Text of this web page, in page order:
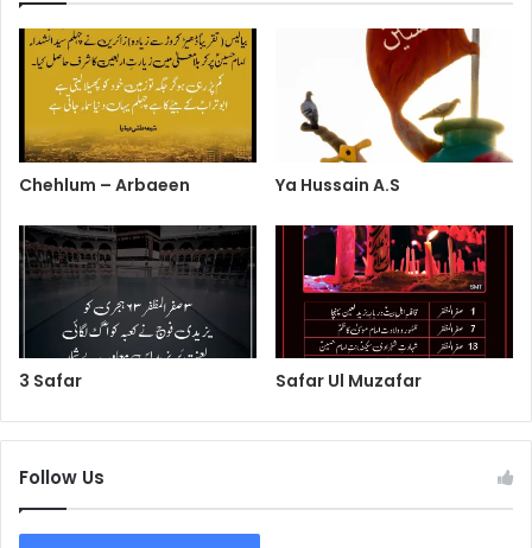
Chehlum – Arbaeen Ya Hussain A.S
3 Safar Safar Ul Muzafar
Follow Us